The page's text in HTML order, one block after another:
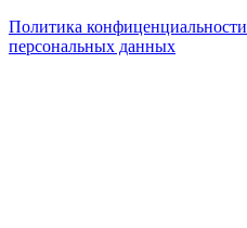
Политика конфиценциальности
персональных данных